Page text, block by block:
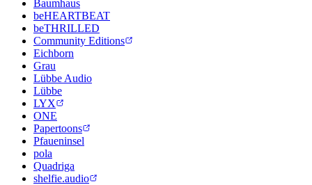
Baumhaus
beHEARTBEAT
beTHRILLED
Community Editions
Eichborn
Grau
Lübbe Audio
Lübbe
LYX
ONE
Papertoons
Pfaueninsel
pola
Quadriga
shelfie.audio